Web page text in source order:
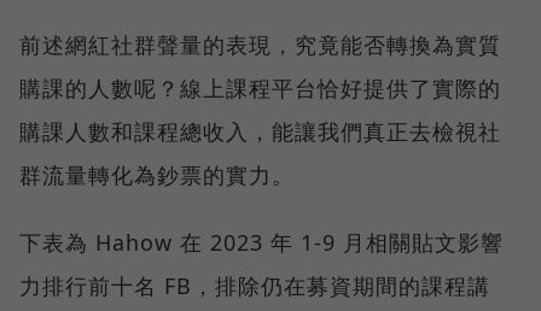
前述網紅社群聲量的表現，究竟能否轉換為實質
購課的人數呢？線上課程平台恰好提供了實際的
購課人數和課程總收入，能讓我們真正去檢視社
群流量轉化為鈔票的實力。
下表為 Hahow 在 2023 年 1-9 月相關貼文影響
力排行前十名 FB，排除仍在募資期間的課程講